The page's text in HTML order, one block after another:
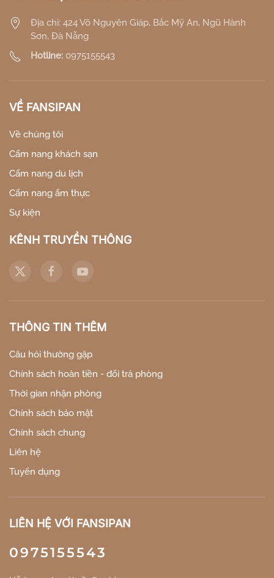
Địa chỉ: 424 Võ Nguyên Giáp, Bắc Mỹ An, Ngũ Hành
Sơn, Đà Nẵng
Hotline: 0975155543
VỀ FANSIPAN
Về chúng tôi
Cẩm nang khách sạn
Cẩm nang du lịch
Cẩm nang ẩm thực
Sự kiện
KÊNH TRUYỀN THÔNG
THÔNG TIN THÊM
Câu hỏi thường gặp
Chính sách hoàn tiền - đổi trả phòng
Thời gian nhận phòng
Chính sách bảo mật
Chính sách chung
Liên hệ
Tuyển dụng
LIÊN HỆ VỚI FANSIPAN
0975155543